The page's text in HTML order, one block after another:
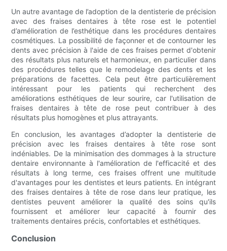
Un autre avantage de l’adoption de la dentisterie de précision
avec des fraises dentaires à tête rose est le potentiel
d’amélioration de l’esthétique dans les procédures dentaires
cosmétiques. La possibilité de façonner et de contourner les
dents avec précision à l'aide de ces fraises permet d'obtenir
des résultats plus naturels et harmonieux, en particulier dans
des procédures telles que le remodelage des dents et les
préparations de facettes. Cela peut être particulièrement
intéressant pour les patients qui recherchent des
améliorations esthétiques de leur sourire, car l'utilisation de
fraises dentaires à tête de rose peut contribuer à des
résultats plus homogènes et plus attrayants.
En conclusion, les avantages d’adopter la dentisterie de
précision avec les fraises dentaires à tête rose sont
indéniables. De la minimisation des dommages à la structure
dentaire environnante à l'amélioration de l'efficacité et des
résultats à long terme, ces fraises offrent une multitude
d'avantages pour les dentistes et leurs patients. En intégrant
des fraises dentaires à tête de rose dans leur pratique, les
dentistes peuvent améliorer la qualité des soins qu'ils
fournissent et améliorer leur capacité à fournir des
traitements dentaires précis, confortables et esthétiques.
Conclusion